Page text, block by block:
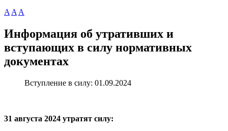
AAA
Информация об утративших и
вступающих в силу нормативных
документах
Вступление в силу: 01.09.2024
31 августа 2024 утратят силу: